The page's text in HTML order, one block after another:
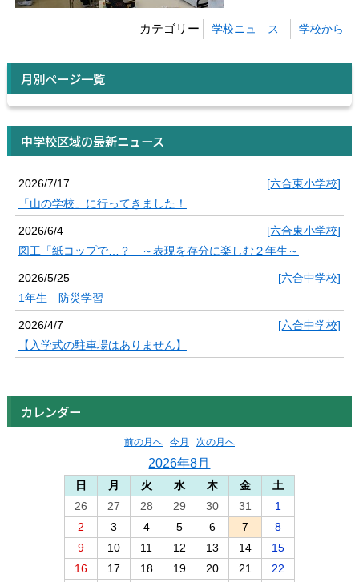
カテゴリー 学校ニュ―ス 学校から
月別ページ一覧
中学校区域の最新ニュース
2026/7/17
[六合東小学校]
「山の学校」に行ってきました！
2026/6/4
[六合東小学校]
図工「紙コップで…？」～表現を存分に楽しむ２年生～
2026/5/25
[六合中学校]
1年生 防災学習
2026/4/7
[六合中学校]
【入学式の駐車場はありません】
カレンダー
前の月へ 今月 次の月へ
2026年8月
日 月 火 水 木 金
土
26
27 28 29 30 31
1
2
3 4 5 6 7
8
9
10 11 12 13 14
15
16
17 18 19 20 21 22